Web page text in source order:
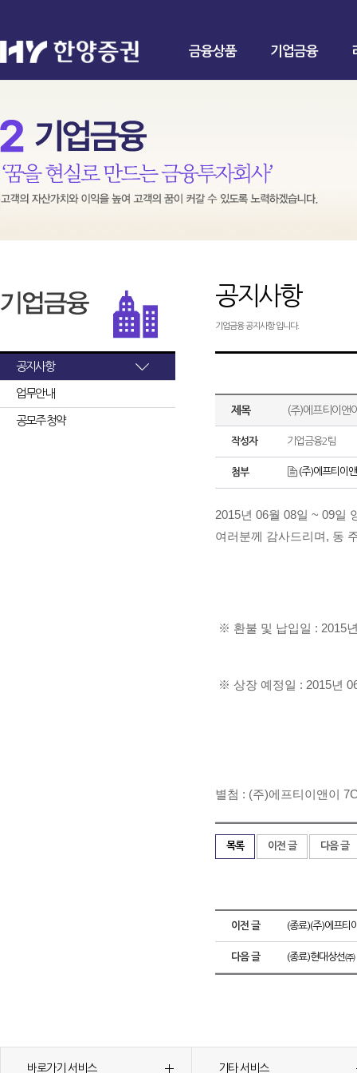
금융상품 기업금융
공지사항
업무안내
공모주 청약
공지사항
기업금융 공지사항 입니다.
제목 (주)에프티이앤
작성자 기업금융2팀
첨부 (주)에프티이
2015년 06월 08일 ~ 09일
여러분께 감사드리며, 동
※ 환불 및 납입일 : 2015
※ 상장 예정일 : 2015년
별첨 : (주)에프티이앤이
목록 이전 글 다음 글
이전 글 (종료)(주)에프티
다음 글 (종료)현대상선
바로가기 서비스 기타 서비스